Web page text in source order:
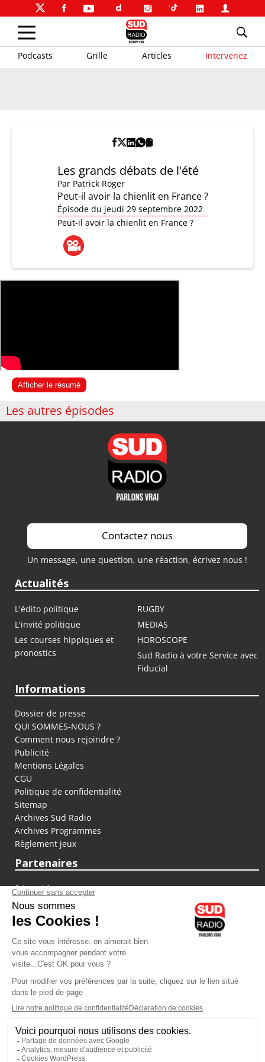
Podcasts Grille Articles Intervenez
Les grands débats de l'été
Par Patrick Roger
Peut-il avoir la chienlit en France ?
Épisode du jeudi 29 septembre 2022
Peut-il avoir la chienlit en France ?
Afficher le résumé
Les autres épisodes
Contactez nous
Un message, une question, une réaction, écrivez nous !
Actualités
L'édito politique
RUGBY
L'invité politique
MEDIAS
Les courses hippiques et
pronostics
HOROSCOPE
Sud Radio à votre Service avec
Fiducial
Informations
Dossier de presse
QUI SOMMES-NOUS ?
Comment nous rejoindre ?
Publicité
Mentions Légales
CGU
Politique de confidentialité
Sitemap
Archives Sud Radio
Archives Programmes
Règlement jeux
Partenaires
fiducial.fr
lyoncapitale.fr
olympique-et-lyonnais.com
L'application Iphone / Android
Téléchargez l'application
Les cookies
Gestion des cookies
Crédit photos : ©Sud Radio / Pierre Olivier